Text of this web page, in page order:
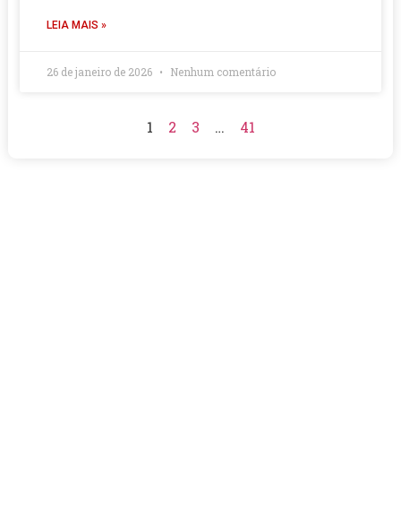
LEIA MAIS »
26 de janeiro de 2026 Nenhum comentário
1 2 3 … 41